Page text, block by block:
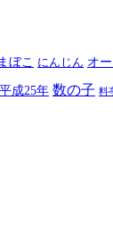
ぼこ にんじん オ
平成25年 数の子 料